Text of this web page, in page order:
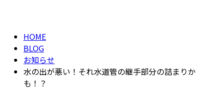
HOME
BLOG
お知らせ
水の出が悪い！それ水道管の継手部分の詰まりか
も！？